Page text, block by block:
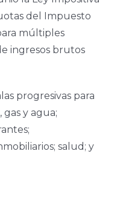
del Impuesto
múltiples
ingresos brutos
progresivas para
y agua;
salud; y